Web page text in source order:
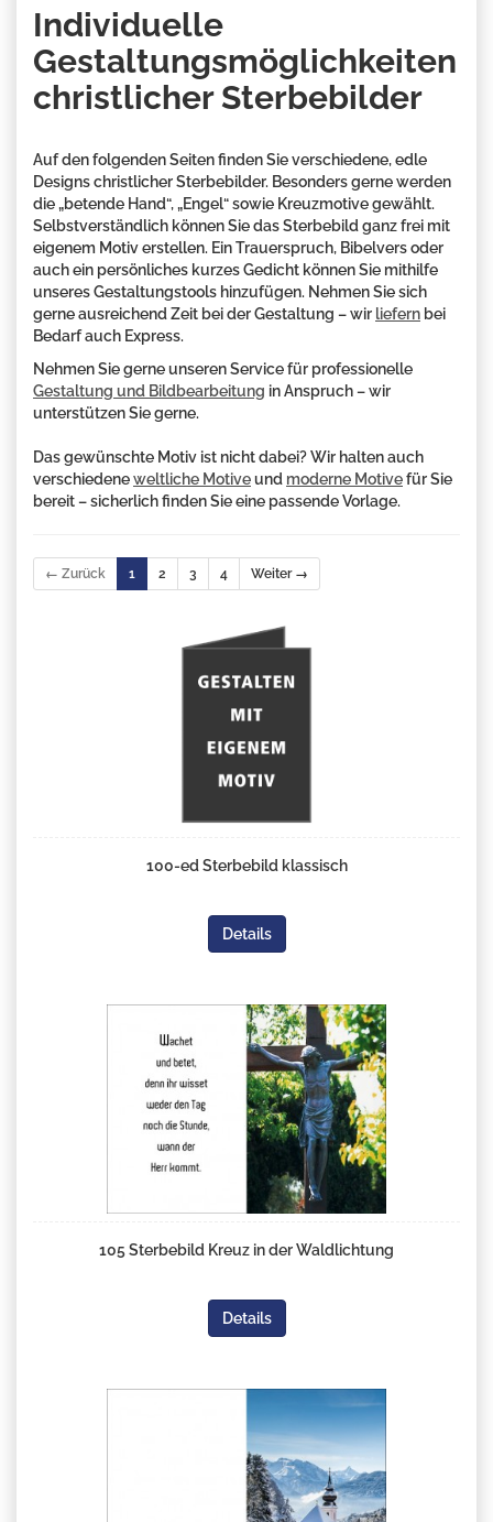
Individuelle
Gestaltungsmöglichkeiten
christlicher Sterbebilder
Auf den folgenden Seiten finden Sie verschiedene, edle
Designs christlicher Sterbebilder. Besonders gerne werden
die „betende Hand“, „Engel“ sowie Kreuzmotive gewählt.
Selbstverständlich können Sie das Sterbebild ganz frei mit
eigenem Motiv erstellen. Ein Trauerspruch, Bibelvers oder
auch ein persönliches kurzes Gedicht können Sie mithilfe
unseres Gestaltungstools hinzufügen. Nehmen Sie sich
gerne ausreichend Zeit bei der Gestaltung – wir liefern bei
Bedarf auch Express.
Nehmen Sie gerne unseren Service für professionelle
Gestaltung und Bildbearbeitung in Anspruch – wir
unterstützen Sie gerne.
Das gewünschte Motiv ist nicht dabei? Wir halten auch
verschiedeneweltliche Motiveund moderne Motivefür Sie
bereit – sicherlich finden Sie eine passende Vorlage.
← Zurück 1 2 3 4 Weiter →
100-ed Sterbebild klassisch
Details
105 Sterbebild Kreuz in der Waldlichtung
Details